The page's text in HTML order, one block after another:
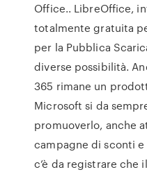
Office.. LibreOffice,
totalmente gratuita
per la Pubblica
diverse possibilità.
365 rimane un
Microsoft si da
promuoverlo, anche
campagne di sconti
c’è da registrare che